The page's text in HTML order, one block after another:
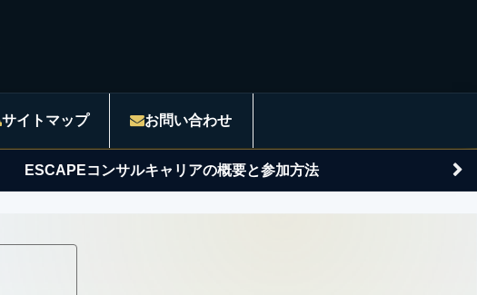
サイトマップ お問い合わせ
ESCAPEコンサルキャリアの概要と参加方法